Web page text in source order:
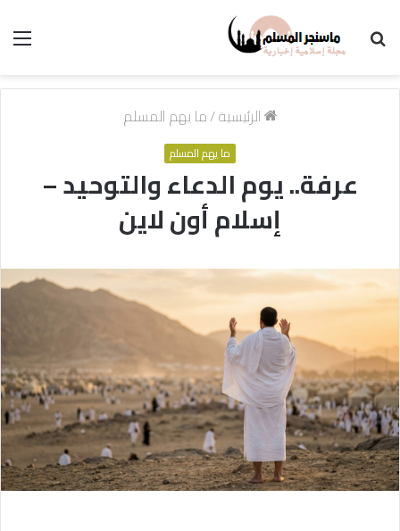
الرئيسية/ما يهم المسلم
ما يهم المسلم
عرفة.. يوم الدعاء والتوحيد –
إسلام أون لاين